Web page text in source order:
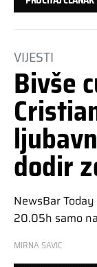
VIJESTI
Bivše
dodir
NewsBar
20.05h samo
MIRNA SAVIC